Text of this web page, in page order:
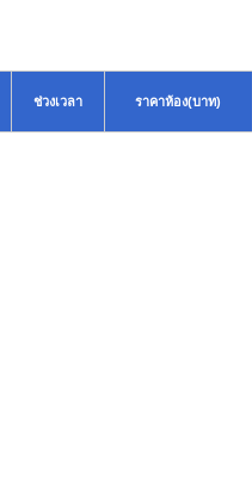
ช่วงเวลา ราคาห้อง(บาท)